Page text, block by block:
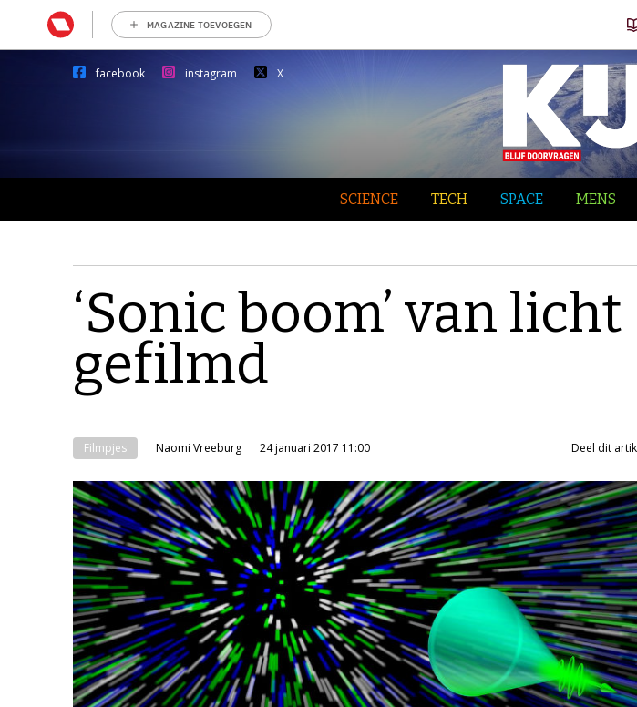
MAGAZINE TOEVOEGEN
facebook instagram X
SCIENCE TECH SPACE MENS
‘Sonic boom’ van licht
gefilmd
Filmpjes Naomi Vreeburg 24 januari 2017 11:00 Deel dit